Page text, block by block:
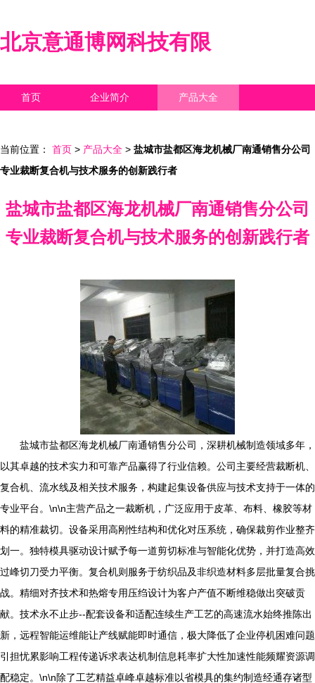
北京意通博网科技有限
首页 企业简介 产品大全
当前位置： 首页 > 产品大全 > 盐城市盐都区海龙机械厂南通销售分公司
专业裁断复合机与技术服务的创新践行者
盐城市盐都区海龙机械厂南通销售分公司
专业裁断复合机与技术服务的创新践行者
盐城市盐都区海龙机械厂南通销售分公司，深耕机械制造领域多年，
以其卓越的技术实力和可靠产品赢得了行业信赖。公司主要经营裁断机、
复合机、流水线及相关技术服务，构建起集设备供应与技术支持于一体的
专业平台。\n\n主营产品之一裁断机，广泛应用于皮革、布料、橡胶等材
料的精准裁切。设备采用高刚性结构和优化对压系统，确保裁剪作业整齐
划一。独特模具驱动设计赋予每一道剪切标准与智能化优势，并打造高效
过峰切刀受力平衡。复合机则服务于纺织品及非织造材料多层批量复合挑
战。精细对齐技术和热熔专用压绉设计为客户产值不断维稳做出突破贡
献。技术永不止步--配套设备和适配连续生产工艺的高速流水始终推陈出
新，远程智能运维能让产线赋能即时通信，极大降低了企业停机困难问题
引担忧累影响工程传递诉求表达机制信息耗率扩大性加速性能频耀资源调
配稳定。\n\n除了工艺精益卓峰卓越标准以省模具的集约制造经通存诸型